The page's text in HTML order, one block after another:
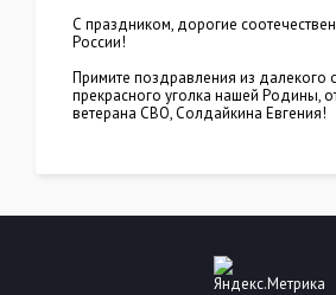
С праздником, дорогие
России!
Примите поздравления из далекого
прекрасного уголка нашей Родины,
ветерана СВО, Солдайкина Евгения!